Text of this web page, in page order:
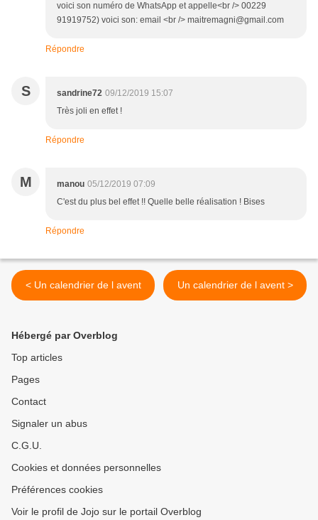
voici son numéro de WhatsApp et appelle<br /> 00229
91919752) voici son: email <br /> maitremagni@gmail.com
Répondre
S sandrine72 09/12/2019 15:07
Très joli en effet !
Répondre
M manou 05/12/2019 07:09
C'est du plus bel effet !! Quelle belle réalisation ! Bises
Répondre
< Un calendrier de l avent Un calendrier de l avent >
Hébergé par Overblog
Top articles
Pages
Contact
Signaler un abus
C.G.U.
Cookies et données personnelles
Préférences cookies
Voir le profil de Jojo sur le portail Overblog